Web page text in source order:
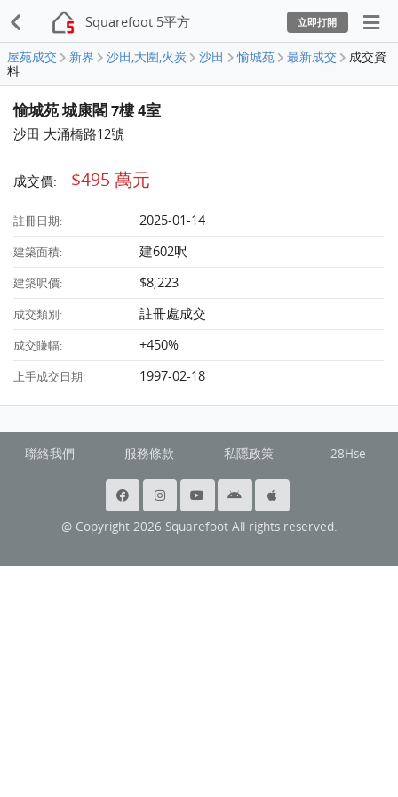
Squarefoot 5平方 立即打開
屋苑成交 新界 沙田,大圍,火炭 沙田 愉城苑 最新成交
成交資
料
愉城苑 城康閣 7樓 4室
沙田 大涌橋路12號
成交價: $495 萬元
註冊日期: 2025-01-14
建築面積: 建602呎
建築呎價: $8,223
成交類別: 註冊處成交
成交賺幅: +450%
上手成交日期: 1997-02-18
聯絡我們 服務條款 私隱政策 28Hse
@ Copyright 2026 Squarefoot All rights reserved.